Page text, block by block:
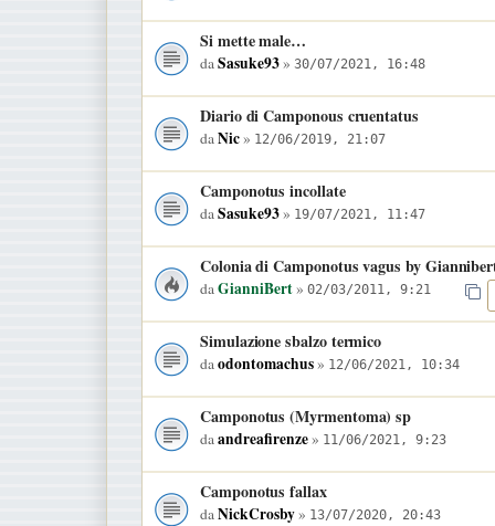
Si mette male…
daSasuke93» 30/07/2021, 16:48
Diario di Camponous cruentatus
daNic» 12/06/2019, 21:07
Camponotus incollate
daSasuke93» 19/07/2021, 11:47
Colonia di Camponotus vagus by
daGianniBert» 02/03/2011, 9:21
Simulazione sbalzo termico
daodontomachus» 12/06/2021, 10:34
Camponotus (Myrmentoma) sp
daandreafirenze» 11/06/2021, 9:23
Camponotus fallax
daNickCrosby» 13/07/2020, 20:43